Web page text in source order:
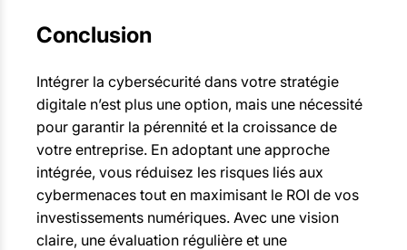
Conclusion
Intégrer la cybersécurité dans votre stratégie
digitale n’est plus une option, mais une nécessité
pour garantir la pérennité et la croissance de
votre entreprise. En adoptant une approche
intégrée, vous réduisez les risques liés aux
cybermenaces tout en maximisant le ROI de vos
investissements numériques. Avec une vision
claire, une évaluation régulière et une